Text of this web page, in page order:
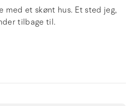
med et skønt hus. Et sted jeg,
tilbage til.